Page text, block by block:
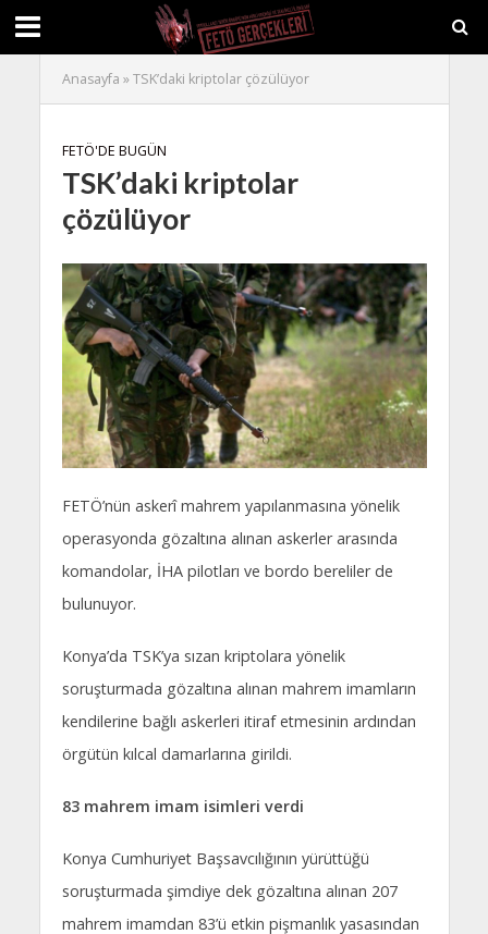
Anasayfa »TSK’daki kriptolar çözülüyor
FETÖ'DE BUGÜN
TSK’daki kriptolar
çözülüyor
FETÖ’nün askerî mahrem yapılanmasına yönelik
operasyonda gözaltına alınan askerler arasında
komandolar, İHA pilotları ve bordo bereliler de
bulunuyor.
Konya’da TSK’ya sızan kriptolara yönelik
soruşturmada gözaltına alınan mahrem imamların
kendilerine bağlı askerleri itiraf etmesinin ardından
örgütün kılcal damarlarına girildi.
83 mahrem imam isimleri verdi
Konya Cumhuriyet Başsavcılığının yürüttüğü
soruşturmada şimdiye dek gözaltına alınan 207
mahrem imamdan 83’ü etkin pişmanlık yasasından